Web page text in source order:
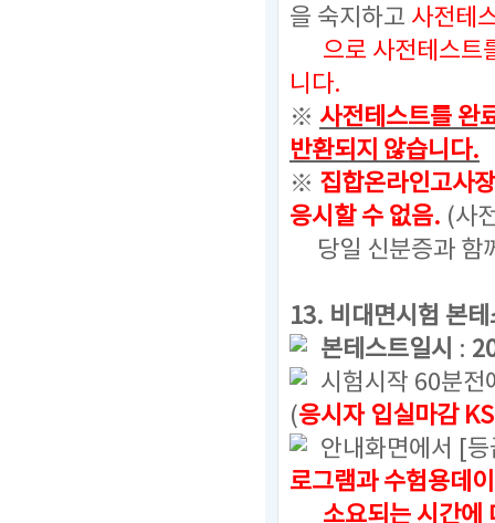
을 숙지하고 사전테
으로 사전테스트
니다.
※ 사전테스트를 완
반환되지 않습니다.
※ 집합온라인고사
응시할 수 없음. (사
당일 신분증과 함
13. 비대면시험 본
본테스트일시 :
시험시작 60분전
(응시자 입실마감
안내화면에서 [
로그램과 수험용데
소요되는 시간에